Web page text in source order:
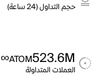
حجم التداول (24 ساعة)
523.6M
ATOM
∞
العملات المتداولة